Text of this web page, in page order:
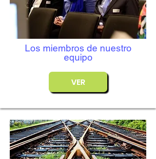
Los miembros de nuestro
equipo
VER